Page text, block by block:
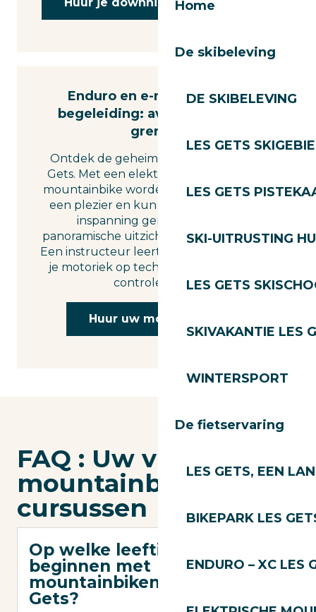
Home
De skibeleving
DE SKIBELEVING
LES GETS
LES GETS
SKI-UITRUSTING
LES GETS
SKIVAKANTIE LES
WINTERSPORT
De fietservaring
LES GETS, EEN
BIKEPARK LES
ENDURO – XC LES
Enduro en e-mountainbike
begeleiding: avontuur zonder
grenzen
Ontdek de geheime hellingen van Les
Gets. Met een elektrisch ondersteunde
mountainbike worden de beklimmingen
een plezier en kun je zonder al te veel
inspanning genieten van het
panoramische uitzicht op de Mont-Blanc.
Een instructeur leert je hoe je de accu en
je motoriek op technisch terrein onder
controle houdt.
Huur uw mountainbike
FAQ : Uw vragen over
mountainbike
cursussen
Op welke leeftijd kun je
beginnen met
mountainbiken in Les
Gets?